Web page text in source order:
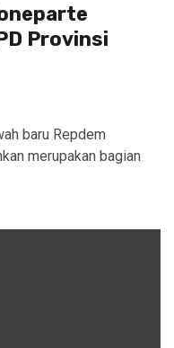
Provinsi
baru Repdem
merupakan bagian